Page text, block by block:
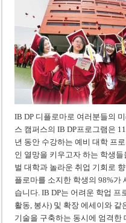
IB DP 디플로마로 여러분들의
스 캠퍼스의 IB DP프로그램은
년 동안 수강하는 예비 대학 프
인 열망을 키우고자 하는 학생
벌 대학과 놀라운 취업 기회로
플로마를 소지한 학생의 98%가
습니다. IB DP는 어려운 학업 프
활동, 봉사) 및 확장 에세이와
기술을 구축하는 동시에 엄격한